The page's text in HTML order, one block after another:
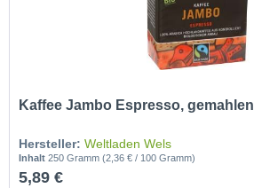
Kaffee Jambo Espresso, gemahlen
Hersteller: Weltladen Wels
Inhalt250 Gramm(2,36 € / 100 Gramm)
5,89 €